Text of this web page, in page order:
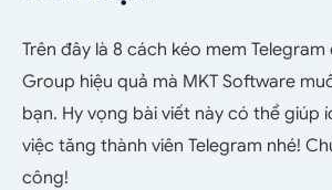
Trên đây là 8 cách kéo mem Telegram
Group hiệu quả mà MKT Software
bạn. Hy vọng bài viết này có thể giúp
việc tăng thành viên Telegram nhé!
công!